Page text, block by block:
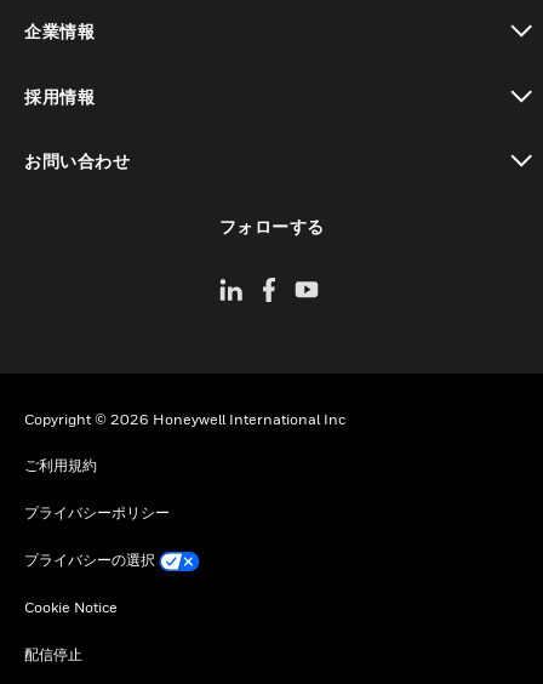
企業情報
採用情報
お問い合わせ
フォローする
Copyright © 2026 Honeywell International Inc
ご利用規約
プライバシーポリシー
プライバシーの選択
Cookie Notice
配信停止